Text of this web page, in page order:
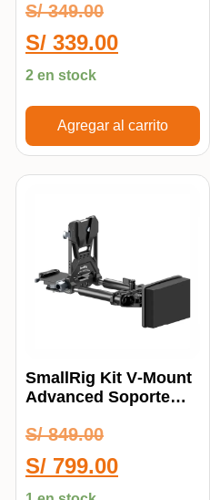
5.00
de 5
S/349.00
S/ 339.00
2 en stock
Agregar al carrito
SmallRig Kit V‑Mount
Advanced Soporte
S/849.00
S/ 799.00